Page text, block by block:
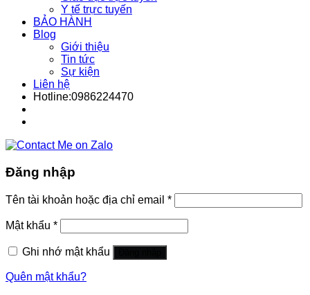
Y tế trực tuyến
BẢO HÀNH
Blog
Giới thiệu
Tin tức
Sự kiện
Liên hệ
Hotline:0986224470
Đăng nhập
Tên tài khoản hoặc địa chỉ email *
Mật khẩu *
Ghi nhớ mật khẩu
Quên mật khẩu?